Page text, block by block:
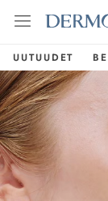
UUTUUDET